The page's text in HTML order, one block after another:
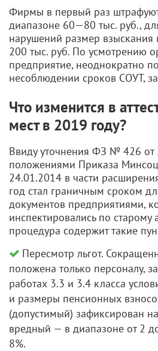
Фирмы в первый раз
диапазоне 60—80 тыс. руб.,
нарушений размер взыскания
200 тыс. руб. По усмотрению
предприятие, неоднократно
несоблюдении сроков СОУТ,
Что изменится в
мест в 2019 году?
Ввиду уточнения ФЗ № 426 от
положениями Приказа
24.01.2014 в части
год стал граничным сроком
документов предприятиями,
инспектировались по старому
процедура содержит такие
Пересмотр льгот.
положена только персоналу,
работах 3.3 и 3.4 класса
и размеры пенсионных
(допустимый) зафиксирован
вредный — в диапазоне от 2
8%.